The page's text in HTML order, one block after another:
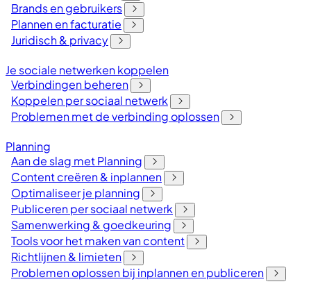
Brands en gebruikers
Plannen en facturatie
Juridisch & privacy
Je sociale netwerken koppelen
Verbindingen beheren
Koppelen per sociaal netwerk
Problemen met de verbinding oplossen
Planning
Aan de slag met Planning
Content creëren & inplannen
Optimaliseer je planning
Publiceren per sociaal netwerk
Samenwerking & goedkeuring
Tools voor het maken van content
Richtlijnen & limieten
Problemen oplossen bij inplannen en publiceren